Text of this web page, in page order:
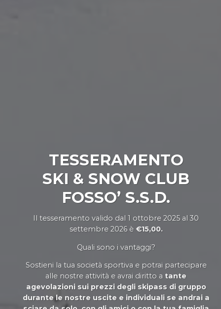
TESSERAMENTO
SKI & SNOW CLUB
FOSSO’ S.S.D.
Il tesseramento valido dal 1 ottobre 2025 al 30
settembre 2026 è €15,00.
Quali sono i vantaggi?
Sostieni la tua società sportiva e potrai partecipare
alle nostre attività e avrai diritto a tante
agevolazioni sui prezzi degli skipass di gruppo
durante le nostre uscite e individuali se andrai a